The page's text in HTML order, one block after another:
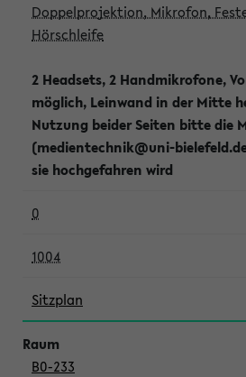
Doppelprojektion, Mikrofon,
Hörschleife
2 Headsets, 2 Handmikrofone,
möglich, Leinwand in der Mitte
Nutzung beider Seiten bitte die
(medientechnik@uni-
sie hochgefahren wird
0
1004
Sitzplan
B0-233